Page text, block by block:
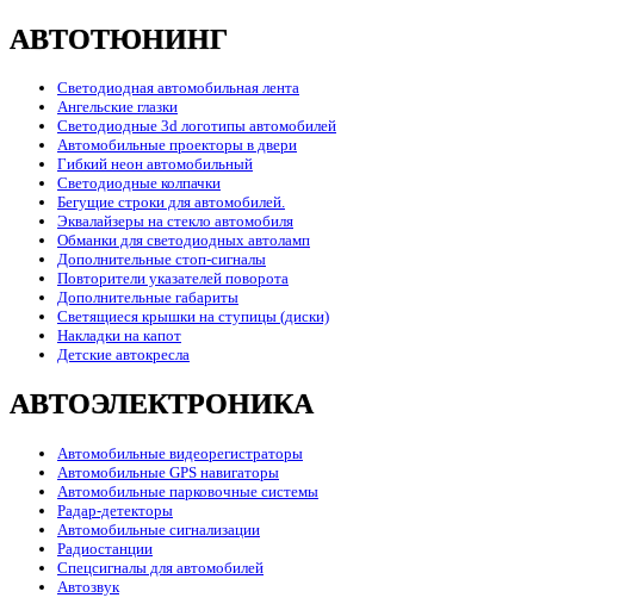
АВТОТЮНИНГ
Светодиодная автомобильная лента
Ангельские глазки
Светодиодные 3d логотипы автомобилей
Автомобильные проекторы в двери
Гибкий неон автомобильный
Светодиодные колпачки
Бегущие строки для автомобилей.
Эквалайзеры на стекло автомобиля
Обманки для светодиодных автоламп
Дополнительные стоп-сигналы
Повторители указателей поворота
Дополнительные габариты
Светящиеся крышки на ступицы (диски)
Накладки на капот
Детские автокресла
АВТОЭЛЕКТРОНИКА
Автомобильные видеорегистраторы
Автомобильные GPS навигаторы
Автомобильные парковочные системы
Радар-детекторы
Автомобильные сигнализации
Радиостанции
Спецсигналы для автомобилей
Автозвук